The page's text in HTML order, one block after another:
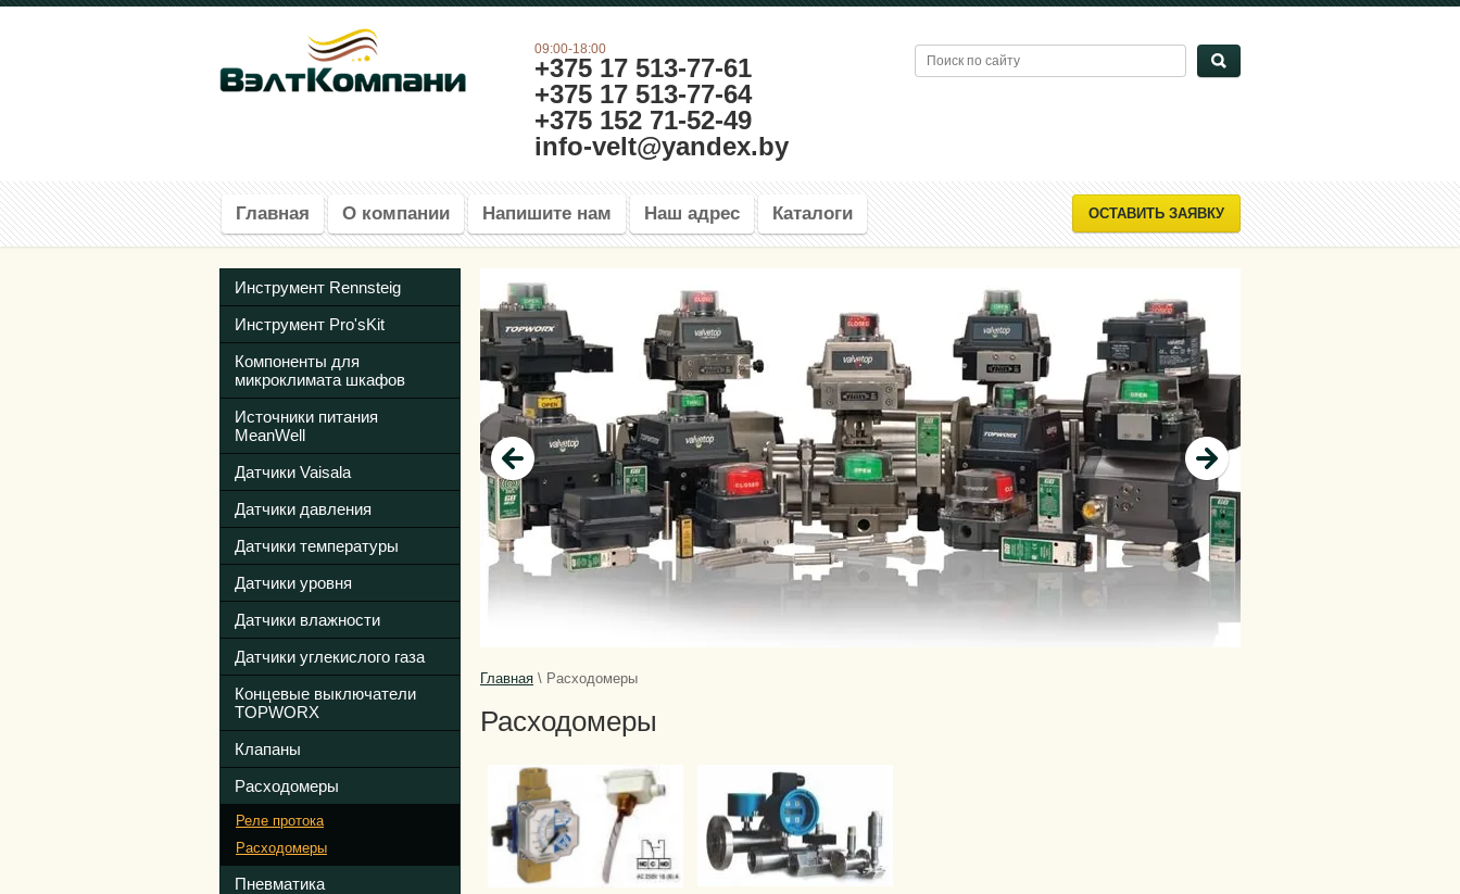
09:00-18:00
+375 17 513-77-61
+375 17 513-77-64
+375 152 71-52-49
info-velt@yandex.by
Главная О компании Напишите нам Наш адрес Каталоги ОСТАВИТЬ ЗАЯВКУ
Инструмент Rennsteig
Инструмент Pro'sKit
Компоненты для
микроклимата шкафов
Источники питания
MeanWell
Датчики Vaisala
Датчики давления
Датчики температуры
Датчики уровня
Датчики влажности
Датчики углекислого газа
Концевые выключатели
TOPWORX
Клапаны
Расходомеры
Реле протока
Расходомеры
Пневматика
Главная \ Расходомеры
Расходомеры